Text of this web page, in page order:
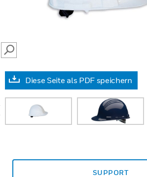
SEARCH
Diese Seite als PDF speichern
SUPPORT